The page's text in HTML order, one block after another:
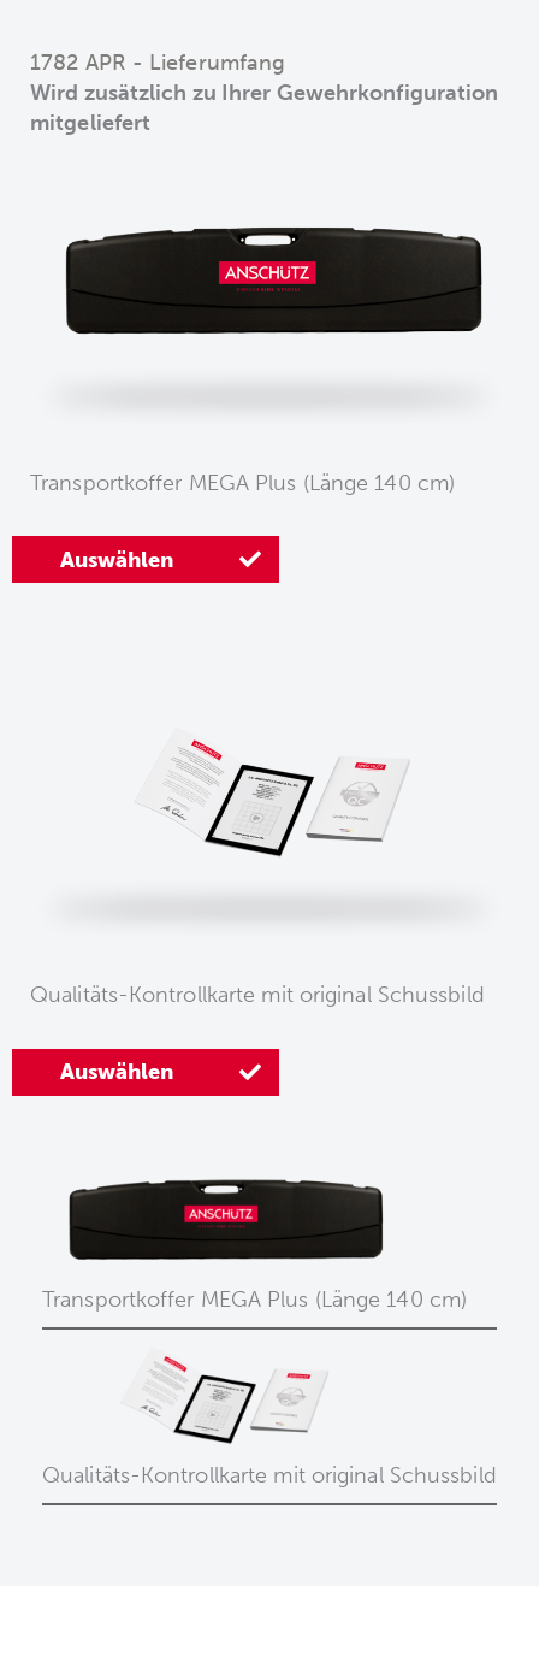
1782 APR - Lieferumfang
Wird zusätzlich zu Ihrer Gewehrkonfiguration
mitgeliefert
Transportkoffer MEGA Plus (Länge 140 cm)
Auswählen
Qualitäts-Kontrollkarte mit original Schussbild
Auswählen
Transportkoffer MEGA Plus (Länge 140 cm)
Qualitäts-Kontrollkarte mit original Schussbild